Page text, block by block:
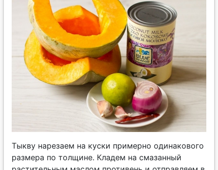
Тыкву нарезаем на куски примерно одинакового
размера по толщине. Кладем на смазанный